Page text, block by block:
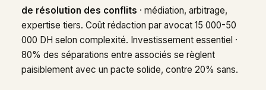
de résolution des conflits · médiation, arbitrage,
expertise tiers. Coût rédaction par avocat 15 000-50
000 DH selon complexité. Investissement essentiel ·
80% des séparations entre associés se règlent
paisiblement avec un pacte solide, contre 20% sans.